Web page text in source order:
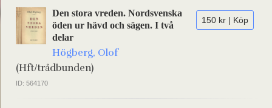
150 kr | Köp
Den stora vreden. Nordsvenska
öden ur hävd och sägen. I två
delar
Högberg, Olof
(Hft/trådbunden)
ID: 564170